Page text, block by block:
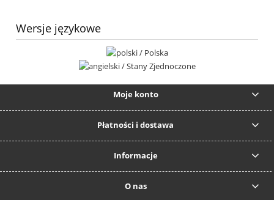
Wersje językowe
Moje konto
Płatności i dostawa
Informacje
O nas